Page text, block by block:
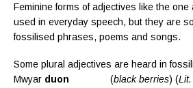
Feminine forms of adjectives like the
used in everyday speech, but they are
fossilised phrases, poems and songs.
Some plural adjectives are heard in
Mwyar duon (black berries) (